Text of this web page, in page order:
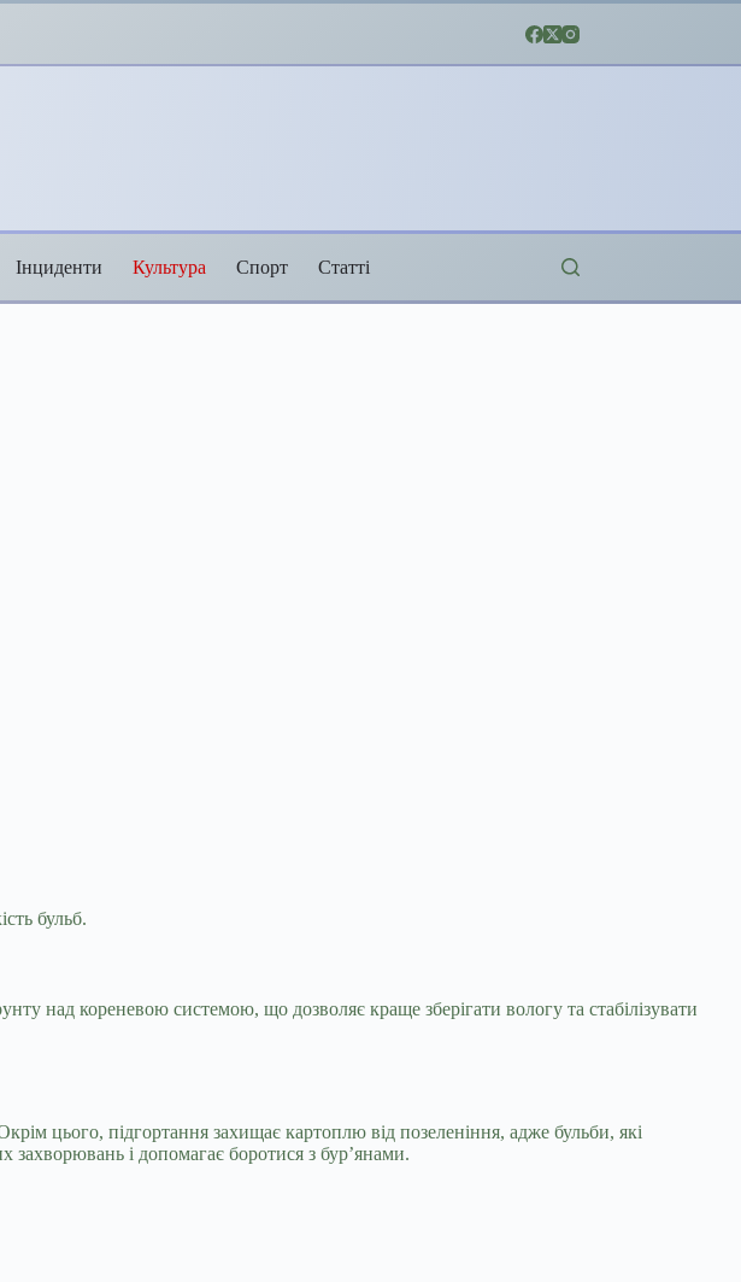
Інциденти Культура Спорт Статті
бульб.
над кореневою системою, що дозволяє краще зберігати вологу та стабілізувати
цього, підгортання захищає картоплю від позеленіння, адже бульби, які
і допомагає боротися з бур’янами.